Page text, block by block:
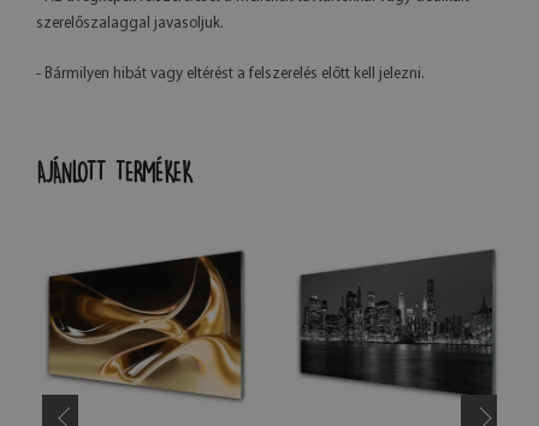
szerelőszalaggal javasoljuk.
- Bármilyen hibát vagy eltérést a felszerelés előtt kell jelezni.
AJÁNLOTT TERMÉKEK